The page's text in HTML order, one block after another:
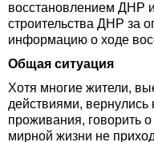
восстановлением ДНР
строительства ДНР за
информацию о ходе
Общая ситуация
Хотя многие жители,
действиями, вернулись
проживания, говорить
мирной жизни не